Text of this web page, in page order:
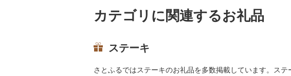
カテゴリに関連するお礼品
ステーキ
さとふるではステーキのお礼品を多数掲載しています。ス